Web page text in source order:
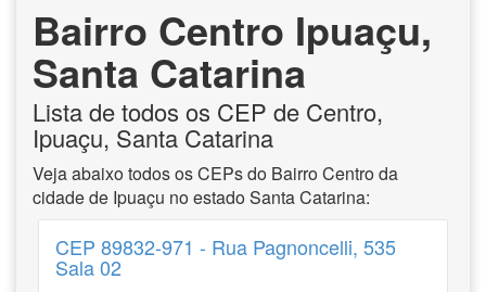
Bairro Centro Ipuaçu,
Santa Catarina
Lista de todos os CEP de Centro,
Ipuaçu, Santa Catarina
Veja abaixo todos os CEPs do Bairro Centro da
cidade de Ipuaçu no estado Santa Catarina:
CEP 89832-971 - Rua Pagnoncelli, 535
Sala 02